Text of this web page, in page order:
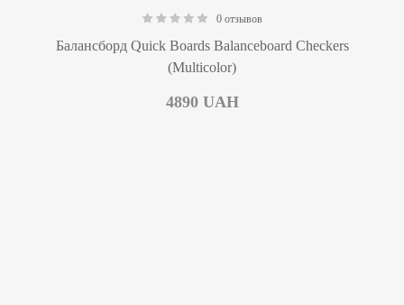
0 отзывов
Балансборд Quick Boards Balanceboard Checkers
(Multicolor)
4890 UAH